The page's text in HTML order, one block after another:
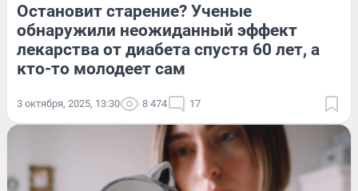
Остановит старение? Ученые
обнаружили неожиданный эффект
лекарства от диабета спустя 60 лет, а
кто-то молодеет сам
3 октября, 2025, 13:30 8 474 17